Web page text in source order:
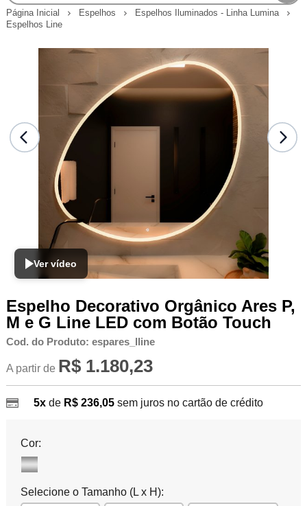
Página Inicial Espelhos
Espelhos Iluminados - Linha Lumina
Espelhos Line
Ver vídeo
Espelho Decorativo Orgânico Ares P,
M e G Line LED com Botão Touch
Cod. do Produto: espares_lline
A partir de R$ 1.180,23
5xde R$ 236,05 sem juros no cartão de crédito
Cor:
Selecione o Tamanho (L x H):